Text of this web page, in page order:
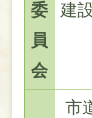
委
員
会
建
市